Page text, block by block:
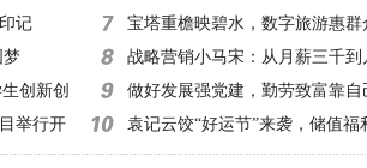
记
梦
创新创
举行开
宝塔重檐映碧水，数字旅游惠群
战略营销小马宋：从月薪三千到
从锅炉工到营销顾问
做好发展强党建，勤劳致富靠自
袁记云饺“好运节”来袭，储值福
宝等您带回家！